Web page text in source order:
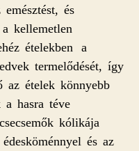
és
kellemetlen
ételekben a
termelődését, így
az ételek könnyebb
a hasra téve
kólikája
és az